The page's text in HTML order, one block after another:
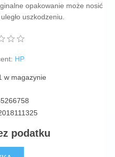
opakowanie może nosić
uszkodzeniu.
HP
w magazynie
podatku